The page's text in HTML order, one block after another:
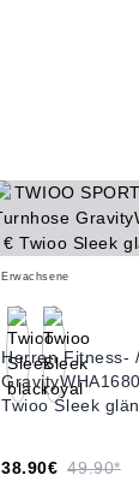
Erwachsene
Herren Fitness-
GravityWHA1680
Twioo Sleek
38.90€ 49.90*